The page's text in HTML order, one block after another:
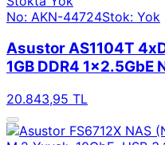
No: AKN-44724Stok: Yok
Asustor AS1104T
1GB DDR4 1x2.5GbE
20.843,95 TL